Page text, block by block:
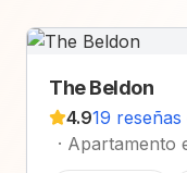
The Beldon
4.919 reseñas
· Apartamento